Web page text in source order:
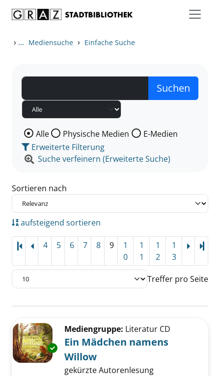
› ... Mediensuche › Einfache Suche
Wählen Sie die Medienart nach der Sie suchen wollen.
Alle Physische Medien
E-Medien
Erweiterte Filterung
Suche verfeinern (Erweiterte Suche)
Sortieren nach
aufsteigend sortieren
4 5 6 7 8 9
1
0
1
1
1
2
1
3
Treffer pro Seite
Zu den Suchfiltern springen
Exemplar-Details von Ein Mädchen namens
Mediengruppe: Literatur CD
Ein Mädchen namens
Willow
gekürzte Autorenlesung